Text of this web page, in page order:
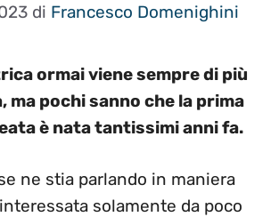
di Francesco Domenighini
ormai viene sempre di più
ma pochi sanno che la prima
è nata tantissimi anni fa.
ne stia parlando in maniera
solamente da poco